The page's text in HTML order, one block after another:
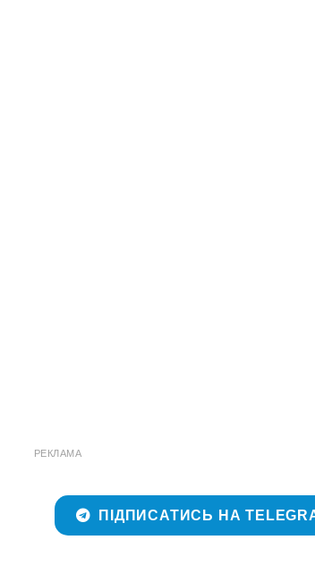
РЕКЛАМА
ПІДПИСАТИСЬ НА